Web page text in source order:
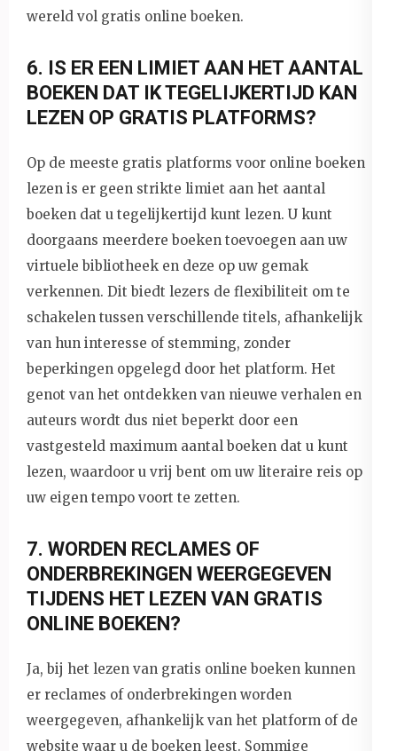
wereld vol gratis online boeken.
6. IS ER EEN LIMIET AAN HET AANTAL
BOEKEN DAT IK TEGELIJKERTIJD KAN
LEZEN OP GRATIS PLATFORMS?
Op de meeste gratis platforms voor online boeken
lezen is er geen strikte limiet aan het aantal
boeken dat u tegelijkertijd kunt lezen. U kunt
doorgaans meerdere boeken toevoegen aan uw
virtuele bibliotheek en deze op uw gemak
verkennen. Dit biedt lezers de flexibiliteit om te
schakelen tussen verschillende titels, afhankelijk
van hun interesse of stemming, zonder
beperkingen opgelegd door het platform. Het
genot van het ontdekken van nieuwe verhalen en
auteurs wordt dus niet beperkt door een
vastgesteld maximum aantal boeken dat u kunt
lezen, waardoor u vrij bent om uw literaire reis op
uw eigen tempo voort te zetten.
7. WORDEN RECLAMES OF
ONDERBREKINGEN WEERGEGEVEN
TIJDENS HET LEZEN VAN GRATIS
ONLINE BOEKEN?
Ja, bij het lezen van gratis online boeken kunnen
er reclames of onderbrekingen worden
weergegeven, afhankelijk van het platform of de
website waar u de boeken leest. Sommige